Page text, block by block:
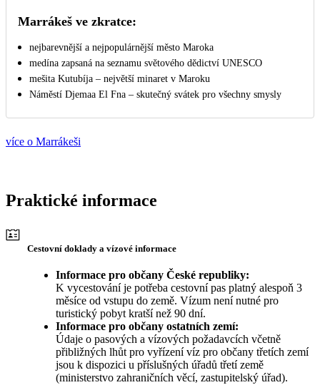
Marrákeš ve zkratce:
nejbarevnější a nejpopulárnější město Maroka
medína zapsaná na seznamu světového dědictví UNESCO
mešita Kutubíja – největší minaret v Maroku
Náměstí Djemaa El Fna – skutečný svátek pro všechny smysly
více o Marrákeši
Praktické informace
Cestovní doklady a vízové informace
Informace pro občany České republiky:
K vycestování je potřeba cestovní pas platný alespoň 3
měsíce od vstupu do země. Vízum není nutné pro
turistický pobyt kratší než 90 dní.
Informace pro občany ostatních zemí:
Údaje o pasových a vízových požadavcích včetně
přibližných lhůt pro vyřízení víz pro občany třetích zemí
jsou k dispozici u příslušných úřadů třetí země
(ministerstvo zahraničních věcí, zastupitelský úřad).